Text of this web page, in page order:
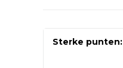
Sterke punten: